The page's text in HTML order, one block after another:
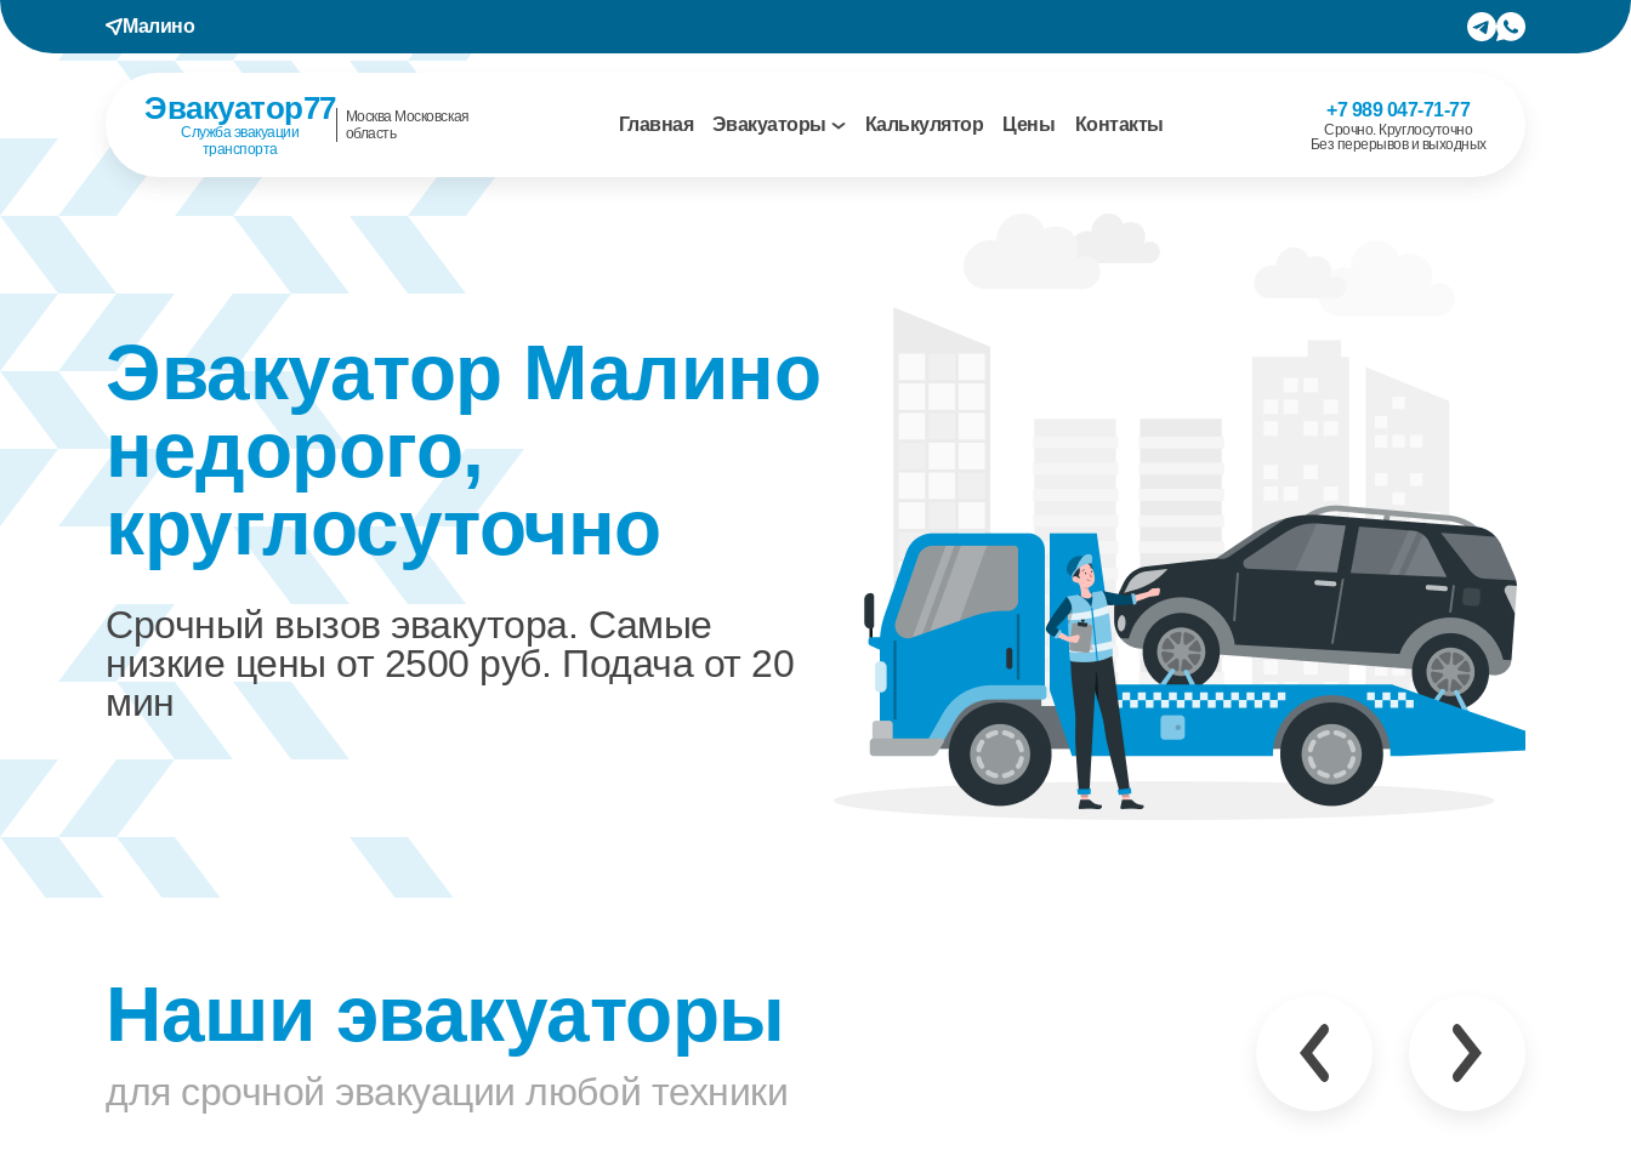
Малино
Эвакуатор77
Служба эвакуации
транспорта
Москва Московская
область
Главная Эвакуаторы Калькулятор Цены Контакты
+7 989 047-71-77
Срочно. Круглосуточно
Без перерывов и выходных
Эвакуатор Малино
недорого,
круглосуточно
Срочный вызов эвакутора. Самые
низкие цены от 2500 руб. Подача от 20
мин
Наши эвакуаторы
для срочной эвакуации любой техники